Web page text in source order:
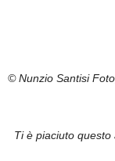
© Nunzio Santisi
Ti è piaciuto questo